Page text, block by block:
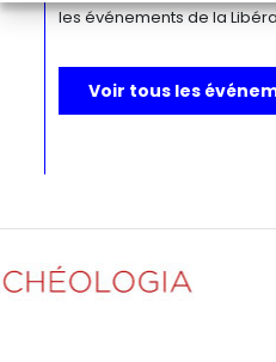
les événements de la
Voir tous les